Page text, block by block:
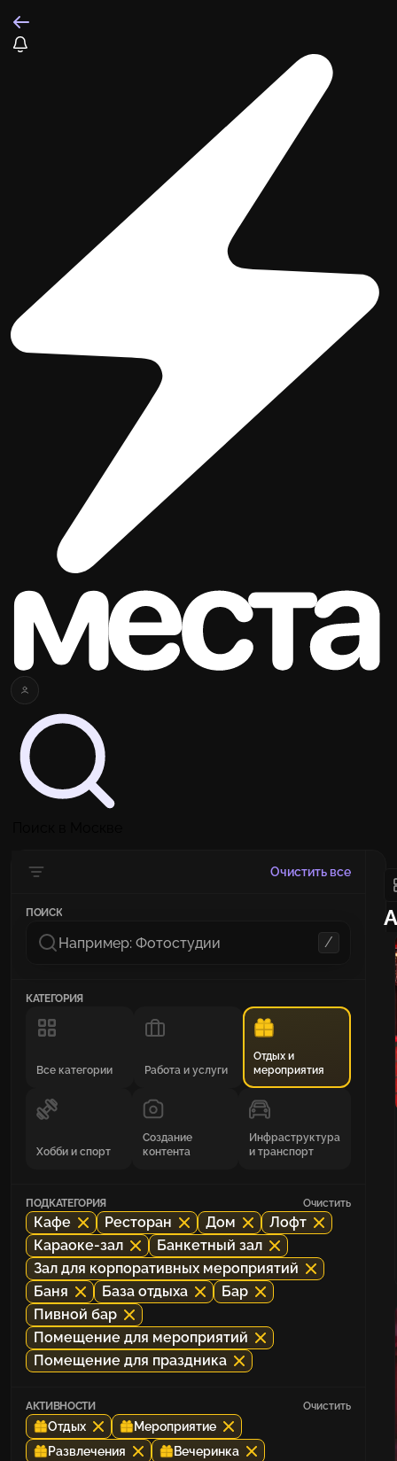
Очистить все
ПОИСК
/
КАТЕГОРИЯ
Все категории Работа и услуги
Отдых и
мероприятия
Хобби и спорт
Создание
контента
Инфраструктура
и транспорт
ПОДКАТЕГОРИЯ Очистить
Кафе Ресторан Дом
Лофт
Караоке-зал
Банкетный зал
Зал для корпоративных мероприятий
Баня
База отдыха
Бар
Пивной бар
Помещение для мероприятий
Помещение для праздника
АКТИВНОСТИ Очистить
Отдых
Мероприятие
Развлечения
Вечеринка